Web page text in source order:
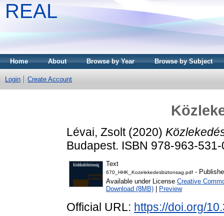
REAL
Home About Browse by Year Browse by Subject
Login Create Account
Lévai, Zsolt(2020)
Budapest. ISBN 978-963-
Text
670_HHK_Kozelekedesbiztonsag.pdf -
Available under License Creative
Download (8MB)
Preview
Official URL: https://doi.org/